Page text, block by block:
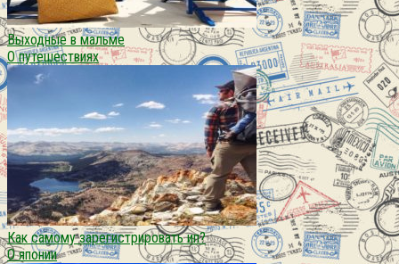
Выходные в мальме
О путешествиях
Как самому зарегистрировать ип?
О японии